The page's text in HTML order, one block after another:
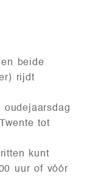
beide
rijdt
tot
kunt
uur of vóór